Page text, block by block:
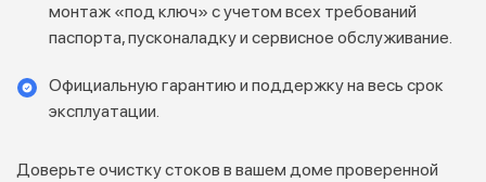
монтаж «под ключ» с учетом всех требований
паспорта, пусконаладку и сервисное обслуживание.
Официальную гарантию и поддержку на весь срок
эксплуатации.
Доверьте очистку стоков в вашем доме проверенной